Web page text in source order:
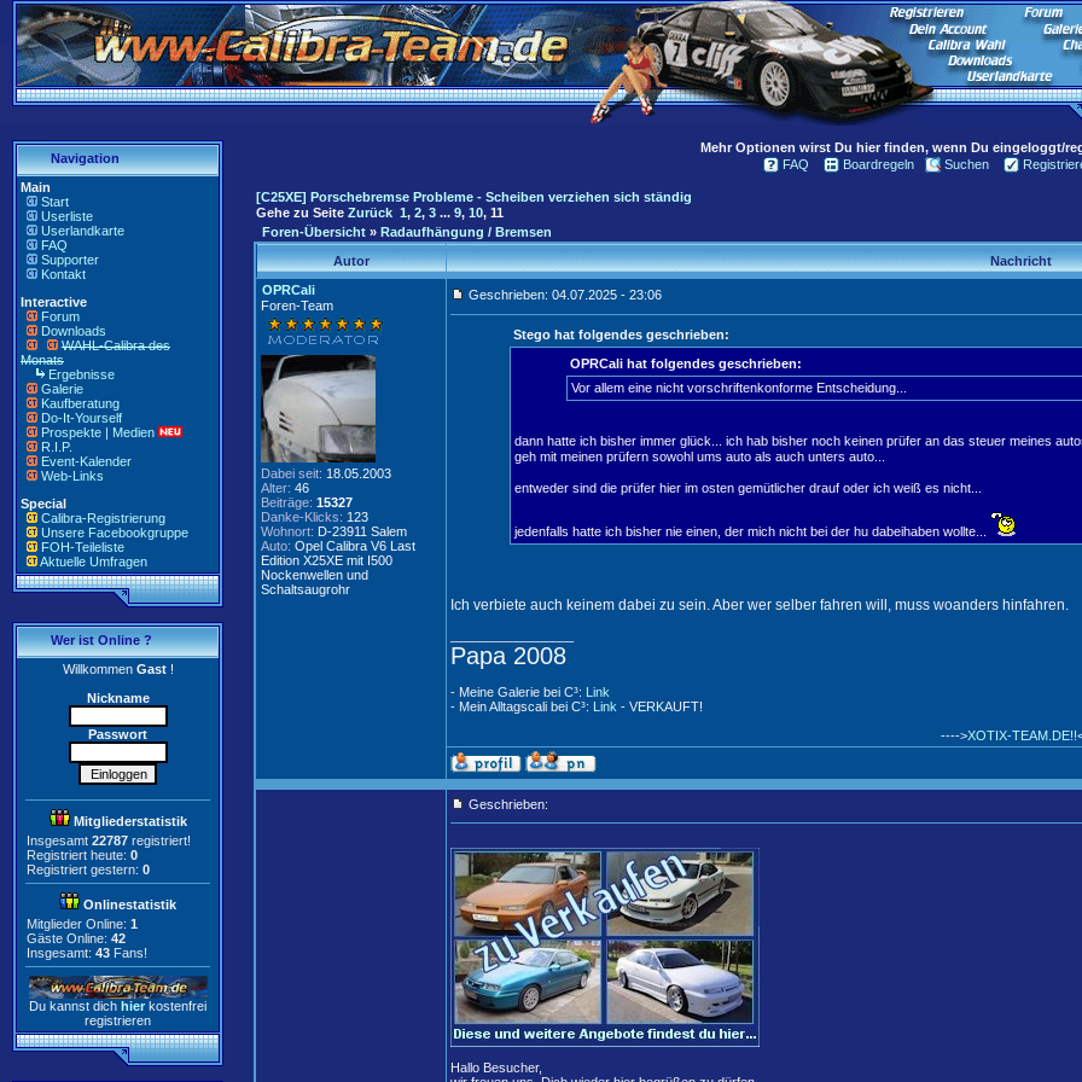
Navigation
Main
Start
Userliste
Userlandkarte
FAQ
Supporter
Kontakt
Interactive
Forum
Downloads
WAHL-Calibra des
Monats
Ergebnisse
Galerie
Kaufberatung
Do-It-Yourself
Prospekte | Medien
R.I.P.
Event-Kalender
Web-Links
Special
Calibra-Registrierung
Unsere Facebookgruppe
FOH-Teileliste
Aktuelle Umfragen
Wer ist Online ?
WillkommenGast!
Nickname
Passwort
Mitgliederstatistik
Insgesamt 22787 registriert!
Registriert heute: 0
Registriert gestern: 0
Onlinestatistik
Mitglieder Online: 1
Gäste Online: 42
Insgesamt: 43 Fans!
Du kannst dich hier kostenfrei
registrieren
Mehr Optionen wirst Du hier finden, wenn Du eingeloggt/
FAQ
Boardregeln Suchen
[C25XE] Porschebremse Probleme - Scheiben verziehen sich ständig
Gehe zu Seite Zurück 1, 2, 3 ... 9, 10, 11
Foren-Übersicht » Radaufhängung / Bremsen
Autor
Nachricht
OPRCali
Foren-Team
Dabei seit: 18.05.2003
Alter: 46
Beiträge: 15327
Danke-Klicks: 123
Wohnort: D-23911 Salem
Auto: Opel Calibra V6 Last
Edition X25XE mit I500
Nockenwellen und
Schaltsaugrohr
Geschrieben: 04.07.2025 - 23:06
Stego hat folgendes geschrieben:
OPRCali hat folgendes geschrieben:
Vor allem eine nicht vorschriftenkonforme Entscheidung...
dann hatte ich bisher immer glück... ich hab bisher noch keinen prüfer an das steuer meines
geh mit meinen prüfern sowohl ums auto als auch unters auto...
entweder sind die prüfer hier im osten gemütlicher drauf oder ich weiß es nicht...
jedenfalls hatte ich bisher nie einen, der mich nicht bei der hu dabeihaben wollte...
Ich verbiete auch keinem dabei zu sein. Aber wer selber fahren will, muss woanders hinfahren.
Papa 2008
- Meine Galerie bei C³: Link
- Mein Alltagscali bei C³: Link - VERKAUFT!
---->XOTIX-TEAM.DE!!
Geschrieben:
Hallo Besucher,